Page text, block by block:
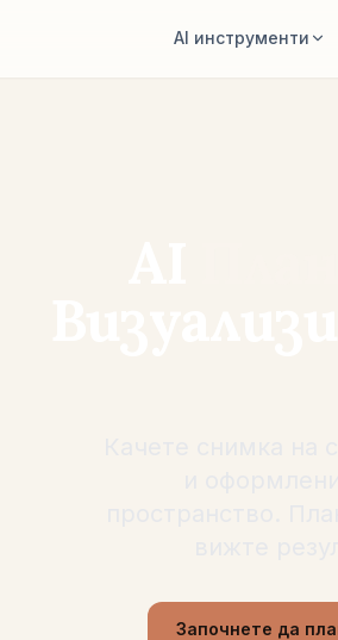
AI инструменти
Започнете да